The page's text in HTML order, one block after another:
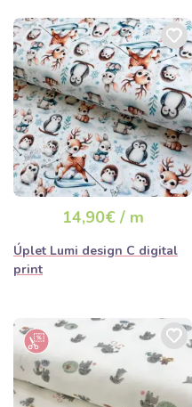
14,90€ / m
Úplet Lumi design C digital
print